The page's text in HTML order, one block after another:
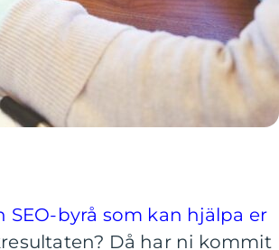
SEO-byrå som kan hjälpa er
Då har ni kommit